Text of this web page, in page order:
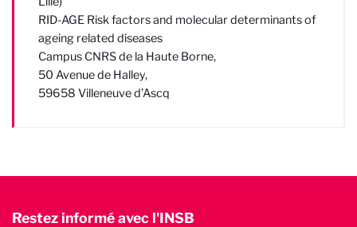
RID-AGE Risk factors and molecular determinants of
ageing related diseases
Campus CNRS de la Haute Borne,
50 Avenue de Halley,
59658 Villeneuve d’Ascq
Restez informé avec l'INSB